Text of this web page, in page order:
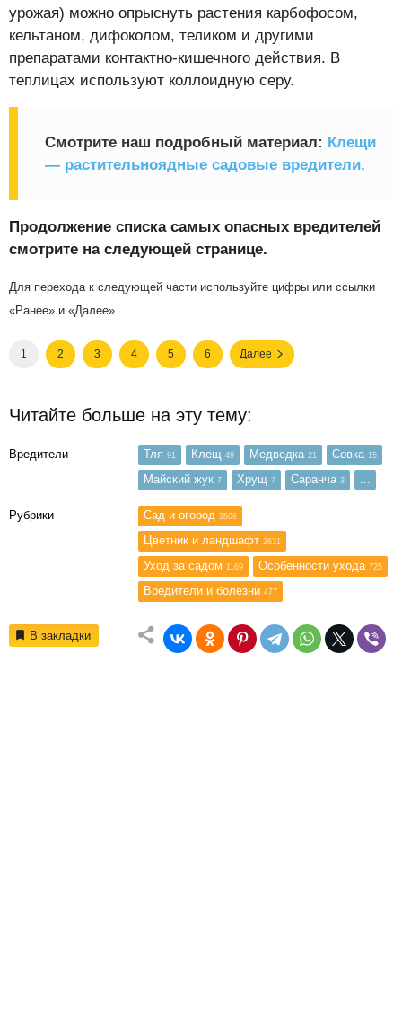
урожая) можно опрыснуть растения карбофосом,
кельтаном, дифоколом, теликом и другими
препаратами контактно-кишечного действия. В
теплицах используют коллоидную серу.
Смотрите наш подробный материал: Клещи
— растительноядные садовые вредители.
Продолжение списка самых опасных вредителей
смотрите на следующей странице.
Для перехода к следующей части используйте цифры или ссылки
«Ранее» и «Далее»
1 2 3 4 5 6 Далее
Читайте больше на эту тему:
Вредители Тля 91 Клещ 49 Медведка 21 Совка 15
Майский жук 7 Хрущ 7 Саранча 3 ...
Рубрики Сад и огород 3506
Цветник и ландшафт 2631
Уход за садом 1169 Особенности ухода 725
Вредители и болезни 477
В закладки